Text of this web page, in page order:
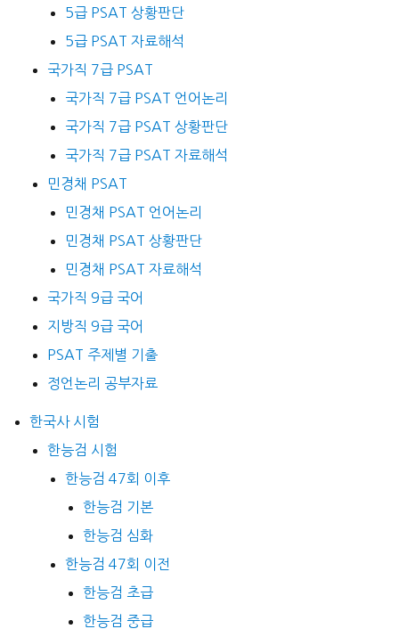
5급 PSAT 상황판단
5급 PSAT 자료해석
국가직 7급 PSAT
국가직 7급 PSAT 언어논리
국가직 7급 PSAT 상황판단
국가직 7급 PSAT 자료해석
민경채 PSAT
민경채 PSAT 언어논리
민경채 PSAT 상황판단
민경채 PSAT 자료해석
국가직 9급 국어
지방직 9급 국어
PSAT 주제별 기출
정언논리 공부자료
한국사 시험
한능검 시험
한능검 47회 이후
한능검 기본
한능검 심화
한능검 47회 이전
한능검 초급
한능검 중급